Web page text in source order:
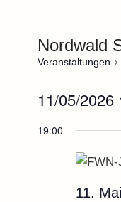
Nordwald
Veranstaltungen
11/05/2026
19:00
11.